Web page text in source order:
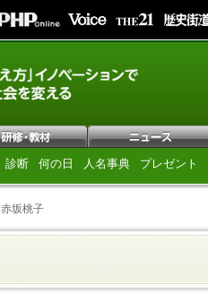
診断 何の日 人名事典 プレゼント
赤坂桃子